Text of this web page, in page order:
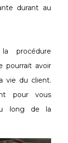
durant au
procédure
pourrait avoir
vie du client.
pour vous
long de la